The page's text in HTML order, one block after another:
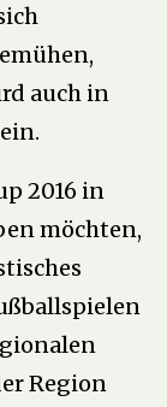
auch in
2016 in
möchten,
Region